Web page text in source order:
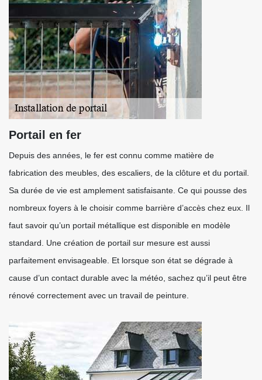
Portail en fer
Depuis des années, le fer est connu comme matière de
fabrication des meubles, des escaliers, de la clôture et du portail.
Sa durée de vie est amplement satisfaisante. Ce qui pousse des
nombreux foyers à le choisir comme barrière d’accès chez eux. Il
faut savoir qu’un portail métallique est disponible en modèle
standard. Une création de portail sur mesure est aussi
parfaitement envisageable. Et lorsque son état se dégrade à
cause d’un contact durable avec la météo, sachez qu’il peut être
rénové correctement avec un travail de peinture.